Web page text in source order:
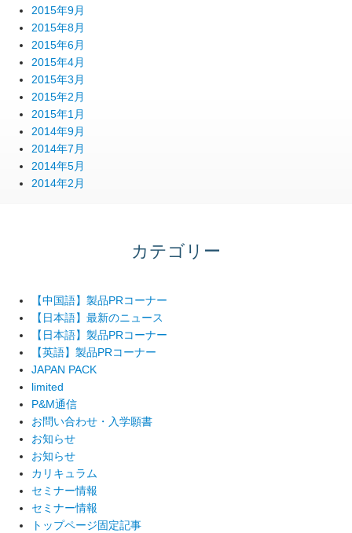
2015年9月
2015年8月
2015年6月
2015年4月
2015年3月
2015年2月
2015年1月
2014年9月
2014年7月
2014年5月
2014年2月
カテゴリー
【中国語】製品PRコーナー
【日本語】最新のニュース
【日本語】製品PRコーナー
【英語】製品PRコーナー
JAPAN PACK
limited
P&M通信
お問い合わせ・入学願書
お知らせ
お知らせ
カリキュラム
セミナー情報
セミナー情報
トップページ固定記事